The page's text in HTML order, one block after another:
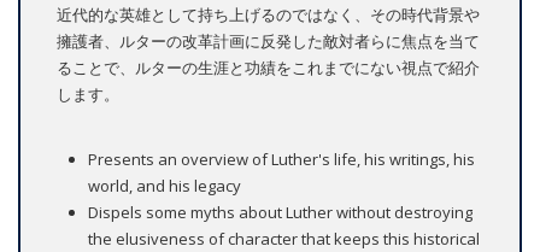
近代的な英雄として持ち上げるのではなく、その時代背景や
擁護者、ルターの改革計画に反発した敵対者らに焦点を当て
ることで、ルターの生涯と功績をこれまでにない視点で紹介
します。
Presents an overview of Luther's life, his writings, his
world, and his legacy
Dispels some myths about Luther without destroying
the elusiveness of character that keeps this historical